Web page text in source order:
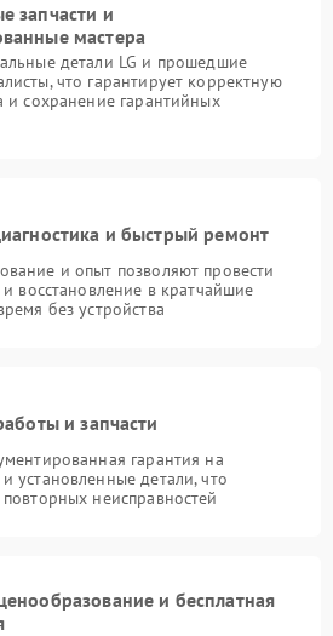
запчасти и
мастера
детали LG и прошедшие
что гарантирует корректную
и сохранение гарантийных
и быстрый ремонт
и опыт позволяют провести
и восстановление в кратчайшие
без устройства
и запчасти
гарантия на
установленные детали, что
неисправностей
и бесплатная